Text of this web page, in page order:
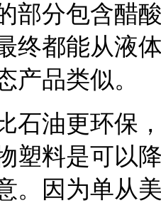
部分包含醋
终都能从液
产品类似。
油更环保，
塑料是可以
。因为单从